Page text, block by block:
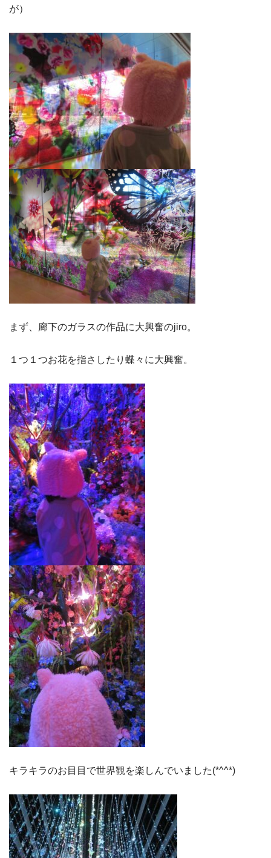
が）
まず、廊下のガラスの作品に大興奮のjiro。
１つ１つお花を指さしたり蝶々に大興奮。
キラキラのお目目で世界観を楽しんでいました(*^^*)